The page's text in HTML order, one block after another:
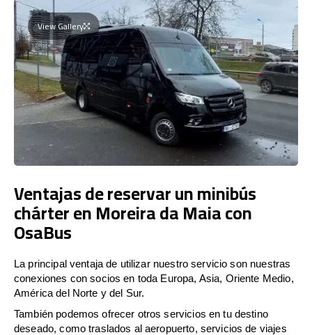
View Gallery
Ventajas de reservar un minibús
chárter en Moreira da Maia con
OsaBus
La principal ventaja de utilizar nuestro servicio son nuestras
conexiones con socios en toda Europa, Asia, Oriente Medio,
América del Norte y del Sur.
También podemos ofrecer otros servicios en tu destino
deseado, como traslados al aeropuerto, servicios de viajes